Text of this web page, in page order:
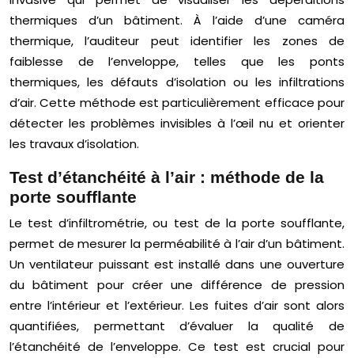
thermiques d’un bâtiment. À l’aide d’une caméra
thermique, l’auditeur peut identifier les zones de
faiblesse de l’enveloppe, telles que les ponts
thermiques, les défauts d’isolation ou les infiltrations
d’air. Cette méthode est particulièrement efficace pour
détecter les problèmes invisibles à l’œil nu et orienter
les travaux d’isolation.
Test d’étanchéité à l’air : méthode de la
porte soufflante
Le test d’infiltrométrie, ou test de la porte soufflante,
permet de mesurer la perméabilité à l’air d’un bâtiment.
Un ventilateur puissant est installé dans une ouverture
du bâtiment pour créer une différence de pression
entre l’intérieur et l’extérieur. Les fuites d’air sont alors
quantifiées, permettant d’évaluer la qualité de
l’étanchéité de l’enveloppe. Ce test est crucial pour